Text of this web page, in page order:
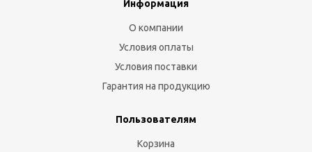
Информация
О компании
Условия оплаты
Условия поставки
Гарантия на продукцию
Пользователям
Корзина